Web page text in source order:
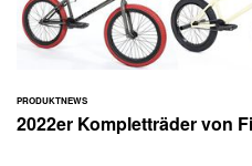
PRODUKTNEWS
2022er Kompletträder von